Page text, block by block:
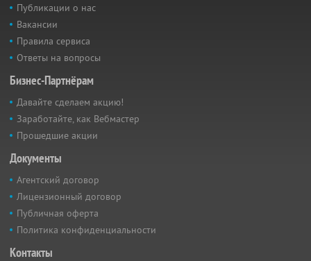
Публикации о нас
Вакансии
Правила сервиса
Ответы на вопросы
Бизнес-Партнёрам
Давайте сделаем акцию!
Заработайте, как Вебмастер
Прошедшие акции
Документы
Агентский договор
Лицензионный договор
Публичная оферта
Политика конфиденциальности
Контакты